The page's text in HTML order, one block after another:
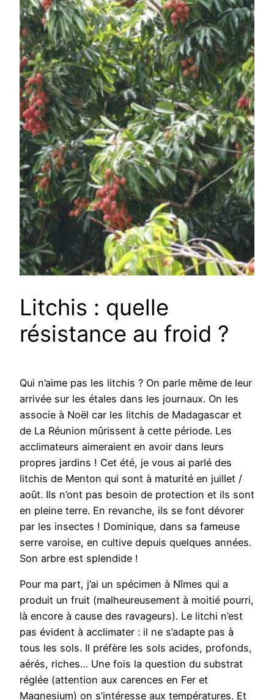
Litchis : quelle
résistance au froid ?
Qui n’aime pas les litchis ? On parle même de leur
arrivée sur les étales dans les journaux. On les
associe à Noël car les litchis de Madagascar et
de La Réunion mûrissent à cette période. Les
acclimateurs aimeraient en avoir dans leurs
propres jardins ! Cet été, je vous ai parlé des
litchis de Menton qui sont à maturité en juillet /
août. Ils n’ont pas besoin de protection et ils sont
en pleine terre. En revanche, ils se font dévorer
par les insectes ! Dominique, dans sa fameuse
serre varoise, en cultive depuis quelques années.
Son arbre est splendide !
Pour ma part, j’ai un spécimen à Nîmes qui a
produit un fruit (malheureusement à moitié pourri,
là encore à cause des ravageurs). Le litchi n’est
pas évident à acclimater : il ne s’adapte pas à
tous les sols. Il préfère les sols acides, profonds,
aérés, riches… Une fois la question du substrat
réglée (attention aux carences en Fer et
Magnesium) on s’intéresse aux températures. Et